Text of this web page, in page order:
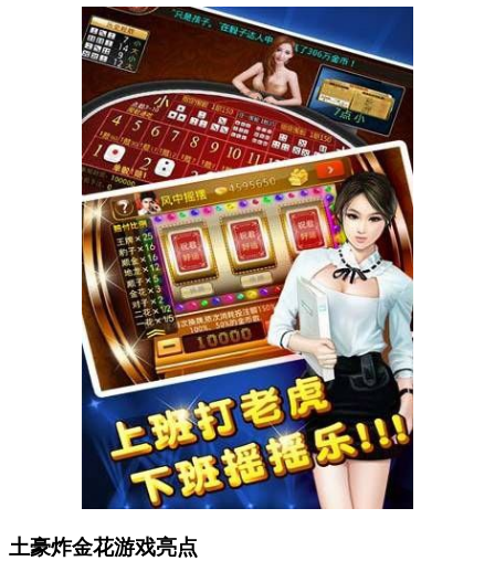
土豪炸金花游戏亮点